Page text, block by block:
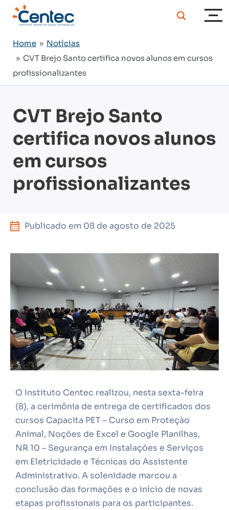
Home » Notícias
» CVT Brejo Santo certifica novos alunos em cursos
profissionalizantes
CVT Brejo Santo
certifica novos alunos
em cursos
profissionalizantes
Publicado em 08 de agosto de 2025
O Instituto Centec realizou, nesta sexta-feira
(8), a cerimônia de entrega de certificados dos
cursos Capacita PET – Curso em Proteção
Animal, Noções de Excel e Google Planilhas,
NR 10 – Segurança em Instalações e Serviços
em Eletricidade e Técnicas do Assistente
Administrativo. A solenidade marcou a
conclusão das formações e o início de novas
etapas profissionais para os participantes.